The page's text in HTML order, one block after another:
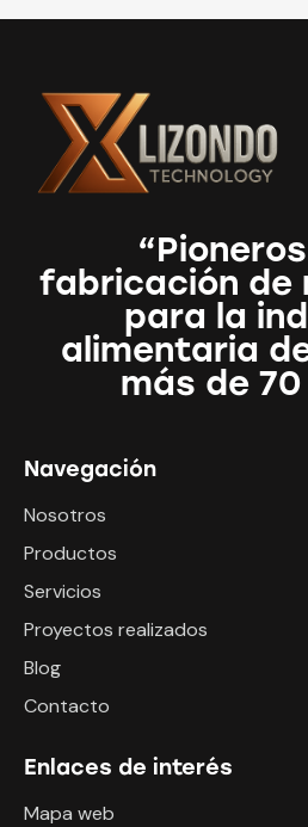
fabricación de
para la
alimentaria
más de
Navegación
Nosotros
Productos
Servicios
Proyectos realizados
Blog
Contacto
Enlaces de interés
Mapa web